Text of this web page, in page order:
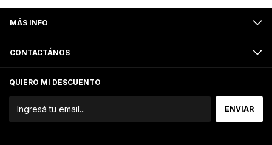
MÁS INFO
CONTACTÁNOS
QUIERO MI DESCUENTO